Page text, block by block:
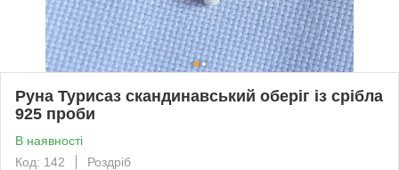
Руна Турисаз скандинавський оберіг із срібла
925 проби
В наявності
Код: 142
Роздріб